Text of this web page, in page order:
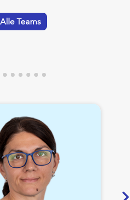
Alle Teams